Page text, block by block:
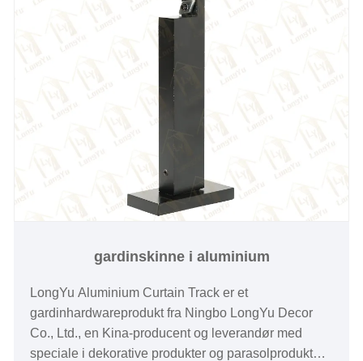
gardinskinne i aluminium
LongYu Aluminium Curtain Track er et
gardinhardwareprodukt fra Ningbo LongYu Decor
Co., Ltd., en Kina-producent og leverandør med
speciale i dekorative produkter og parasolprodukter